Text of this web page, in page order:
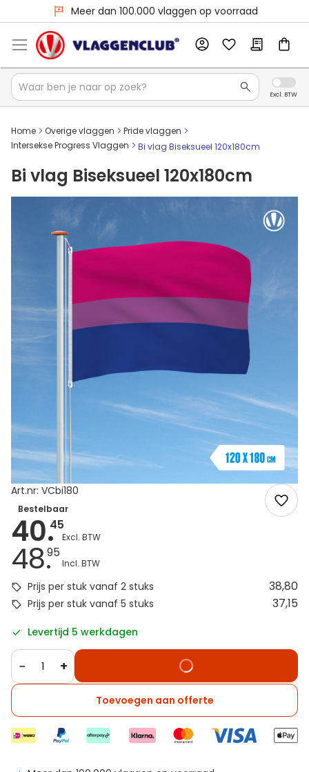
Meer dan 100.000 vlaggen op voorraad
Home Overige vlaggen
Pride vlaggen
Intersekse Progress Vlaggen
Bi vlag Biseksueel 120x180cm
Bi vlag Biseksueel 120x180cm
Art.nr: VCbi180
Bestelbaar
40.45
48.95
Prijs per stuk vanaf 2 stuks 38,80
Prijs per stuk vanaf 5 stuks 37,15
Levertijd 5 werkdagen
− +
Toevoegen aan offerte